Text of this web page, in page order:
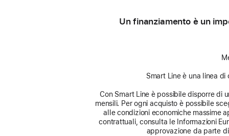
Un finanziamento è un
Smart Line è una linea
Con Smart Line è possibile disporre di
mensili. Per ogni acquisto è possibile
alle condizioni economiche massime
contrattuali, consulta le Informazioni
approvazione da parte